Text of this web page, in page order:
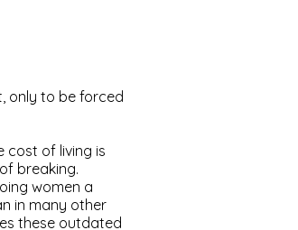
only to be forced
cost of living is
breaking.
women a
in many other
these outdated